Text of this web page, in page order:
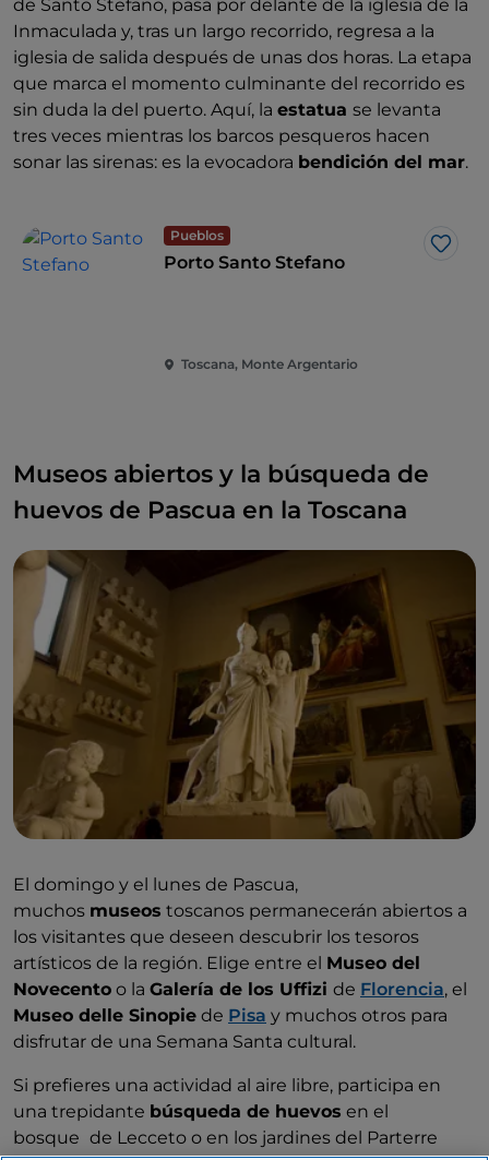
de Santo Stefano, pasa por delante de la iglesia de la
Inmaculada y, tras un largo recorrido, regresa a la
iglesia de salida después de unas dos horas. La etapa
que marca el momento culminante del recorrido es
sin duda la del puerto. Aquí, la estatua se levanta
tres veces mientras los barcos pesqueros hacen
sonar las sirenas: es la evocadora bendición del mar.
Pueblos
Me
Porto Santo Stefano
Toscana, Monte Argentario
Museos abiertos y la búsqueda de
huevos de Pascua en la Toscana
El domingo y el lunes de Pascua,
muchos museos toscanos permanecerán abiertos a
los visitantes que deseen descubrir los tesoros
artísticos de la región. Elige entre el Museo del
Novecento o la Galería de los Uffizi de Florencia, el
Museo delle Sinopie de Pisa y muchos otros para
disfrutar de una Semana Santa cultural.
Si prefieres una actividad al aire libre, participa en
una trepidante búsqueda de huevos en el
bosque de Lecceto o en los jardines del Parterre